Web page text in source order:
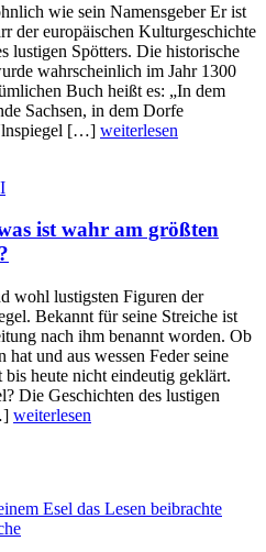
wie sein Namensgeber Er ist
der europäischen Kulturgeschichte
lustigen Spötters. Die historische
wahrscheinlich im Jahr 1300
Buch heißt es: „In dem
Sachsen, in dem Dorfe
[…] weiterlesen
ist wahr am größten
wohl lustigsten Figuren der
Bekannt für seine Streiche ist
nach ihm benannt worden. Ob
hat und aus wessen Feder seine
bis heute nicht eindeutig geklärt.
Die Geschichten des lustigen
weiterlesen